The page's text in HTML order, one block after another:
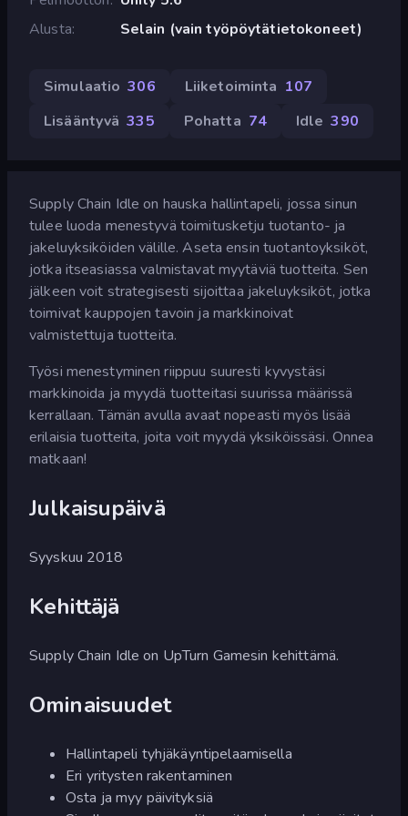
Alusta
Selain (vain työpöytätietokoneet)
Simulaatio 306 Liiketoiminta 107
Lisääntyvä 335 Pohatta 74 Idle 390
Supply Chain Idle on hauska hallintapeli, jossa sinun
tulee luoda menestyvä toimitusketju tuotanto- ja
jakeluyksiköiden välille. Aseta ensin tuotantoyksiköt,
jotka itseasiassa valmistavat myytäviä tuotteita. Sen
jälkeen voit strategisesti sijoittaa jakeluyksiköt, jotka
toimivat kauppojen tavoin ja markkinoivat
valmistettuja tuotteita.
Työsi menestyminen riippuu suuresti kyvystäsi
markkinoida ja myydä tuotteitasi suurissa määrissä
kerrallaan. Tämän avulla avaat nopeasti myös lisää
erilaisia tuotteita, joita voit myydä yksiköissäsi. Onnea
matkaan!
Julkaisupäivä
Syyskuu 2018
Kehittäjä
Supply Chain Idle on UpTurn Gamesin kehittämä.
Ominaisuudet
Hallintapeli tyhjäkäyntipelaamisella
Eri yritysten rakentaminen
Osta ja myy päivityksiä